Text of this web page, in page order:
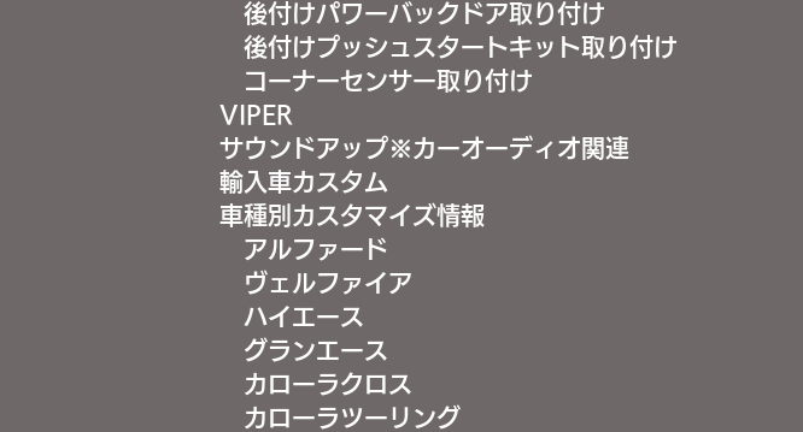
後付けパワーバックドア取り付け
後付けプッシュスタートキット取り付け
コーナーセンサー取り付け
VIPER
サウンドアップ※カーオーディオ関連
輸入車カスタム
車種別カスタマイズ情報
アルファード
ヴェルファイア
ハイエース
グランエース
カローラクロス
カローラツーリング